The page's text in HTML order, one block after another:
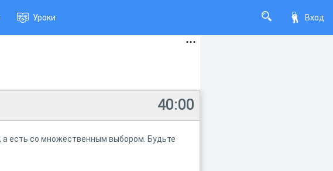
Вход
Уроки
40:00
а есть со множественным выбором. Будьте